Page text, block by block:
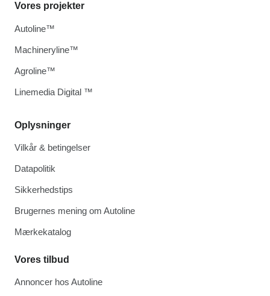
Oplysninger
Vilkår & betingelser
Datapolitik
Sikkerhedstips
Brugernes mening om Autoline
Mærkekatalog
Vores tilbud
Annoncer hos Autoline
Vores projekter
Autoline™
Machineryline™
Agroline™
Linemedia Digital ™